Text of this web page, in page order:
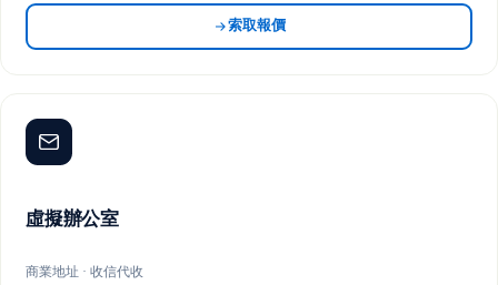
索取報價
虛擬辦公室
商業地址 · 收信代收